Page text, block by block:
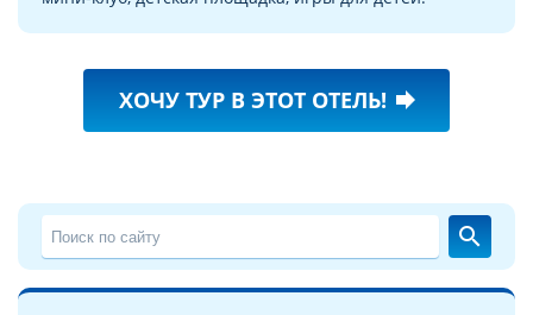
ХОЧУ ТУР В ЭТОТ ОТЕЛЬ! forward
search